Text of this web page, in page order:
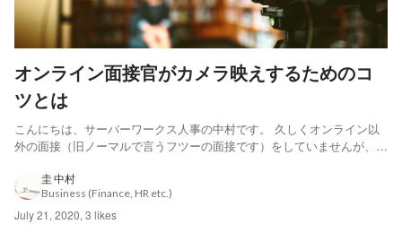
オンライン面接官がカメラ映えするためのコ
ツとは
こんにちは、サーバーワークス人事の中村です。 久しくオンライン以
外の面接（旧ノーマルで言うフツーの面接です）をしていませんが、業
企業もまだあるようです。 そのため就職活動継続中の学生（今回は主
に新卒採用を前提に書いてます）の方々に混乱と負担をかけ...
圭 中村
Business (Finance, HR etc.)
July 21, 2020, 3 likes